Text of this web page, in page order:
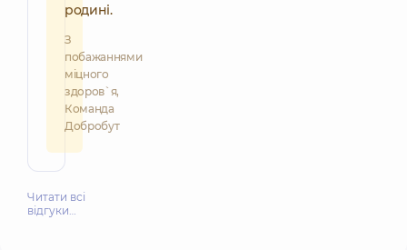
родині.
З
побажаннями
міцного
здоров`я,
Команда
Добробут
Читати всі
відгуки…